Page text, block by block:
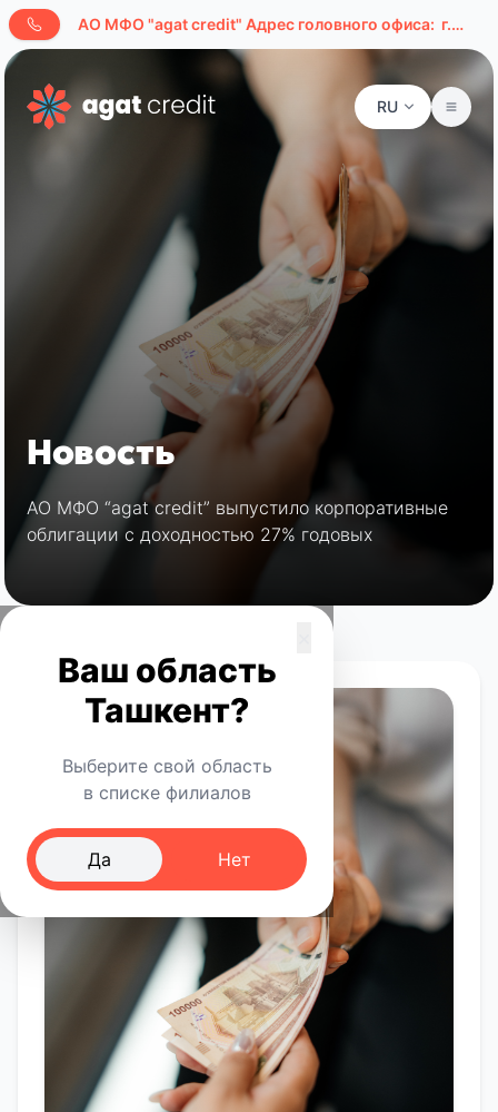
AО МФО "agat credit" Адрес головного офиса: г.Ташкент, ул. Буюк Ипак Йули, д. 127а
RU
Новость
АО МФО “agat credit” выпустило корпоративные
облигации с доходностью 27% годовых
Ваш область
Ташкент?
Выберите свой область
в списке филиалов
Да Нет